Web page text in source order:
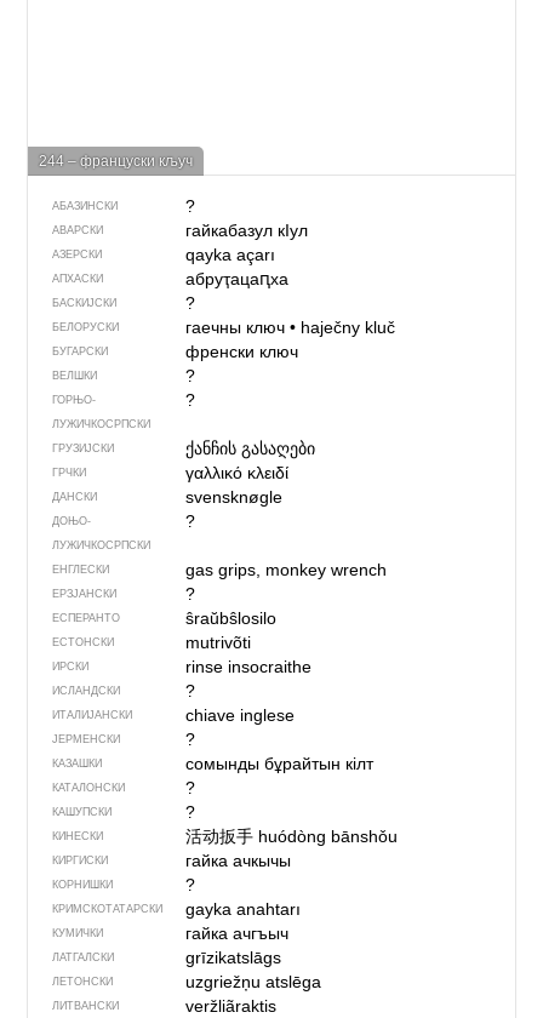
244 – француски кључ
АБАЗИНСКИ ?
АВАРСКИ гайкабазул кIул
АЗЕРСКИ qayka açarı
АПХАСКИ абруҭацаԥха
БАСКИЈСКИ ?
БЕЛОРУСКИ гаечны ключ• haječny kluč
БУГАРСКИ френски ключ
ВЕЛШКИ ?
ГОРЊО­
ЛУЖИЧКОСРПСКИ
?
ГРУЗИЈСКИ ქანჩის გასაღები
ГРЧКИ γαλλικό κλειδί
ДАНСКИ svensknøgle
ДОЊО­
ЛУЖИЧКОСРПСКИ
?
ЕНГЛЕСКИ gas grips, monkey wrench
ЕРЗЈАНСКИ ?
ЕСПЕРАНТО ŝraŭbŝlosilo
ЕСТОНСКИ mutrivõti
ИРСКИ rinse insocraithe
ИСЛАНДСКИ ?
ИТАЛИЈАНСКИ chiave inglese
ЈЕРМЕНСКИ ?
КАЗАШКИ сомынды бұрайтын кілт
КАТАЛОНСКИ ?
КАШУПСКИ ?
КИНЕСКИ 活动扳手 huódòng bānshǒu
КИРГИСКИ гайка ачкычы
КОРНИШКИ ?
КРИМСКОТАТАРСКИ gayka anahtarı
КУМИЧКИ гайка ачгъыч
ЛАТГАЛСКИ grīzikatslāgs
ЛЕТОНСКИ uzgriežņu atslēga
ЛИТВАНСКИ veržliãraktis